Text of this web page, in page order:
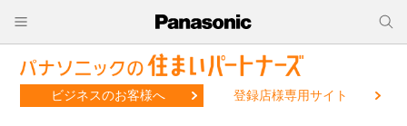
ビジネスのお客様へ 登録店様専用サイト